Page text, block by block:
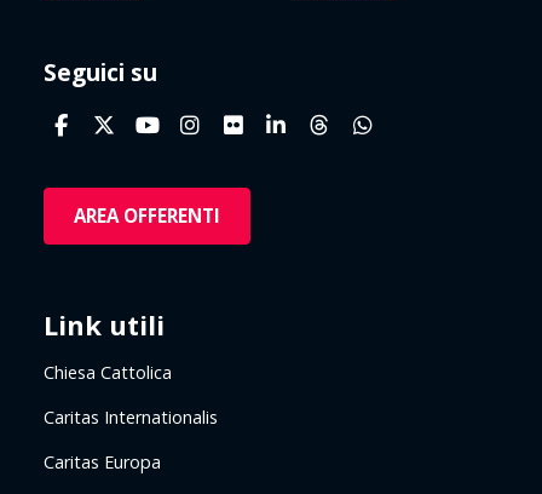
Seguici su
AREA OFFERENTI
Link utili
Chiesa Cattolica
Caritas Internationalis
Caritas Europa